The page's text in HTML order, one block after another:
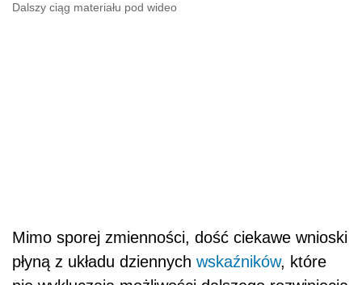
Dalszy ciąg materiału pod wideo
Mimo sporej zmienności, dość ciekawe wnioski
płyną z układu dziennych wskaźników, które